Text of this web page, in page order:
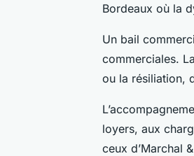
Bordeaux où la
Un bail
commerciales.
ou la résiliation,
loyers, aux
ceux d’Marchal